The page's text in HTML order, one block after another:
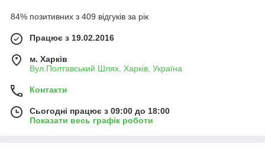
84% позитивних з 409 відгуків за рік
Працює з 19.02.2016
м. Харків
Вул.Полтавський Шлях, Харків, Україна
Контакти
Сьогодні працює з 09:00 до 18:00
Показати весь графік роботи